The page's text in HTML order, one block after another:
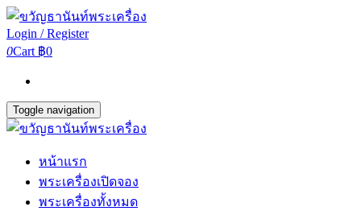
Login / Register
0Cart ฿0
Toggle navigation
หน้าแรก
พระเครื่องเปิดจอง
พระเครื่องทั้งหมด